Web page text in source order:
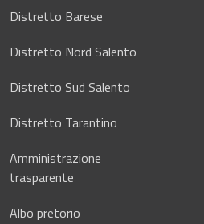
Distretto Barese
Distretto Nord Salento
Distretto Sud Salento
Distretto Tarantino
Amministrazione
trasparente
Albo pretorio